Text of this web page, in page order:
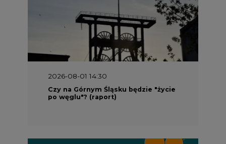
2026-08-01 14:30
Czy na Górnym Śląsku będzie "życie
po węglu"? (raport)